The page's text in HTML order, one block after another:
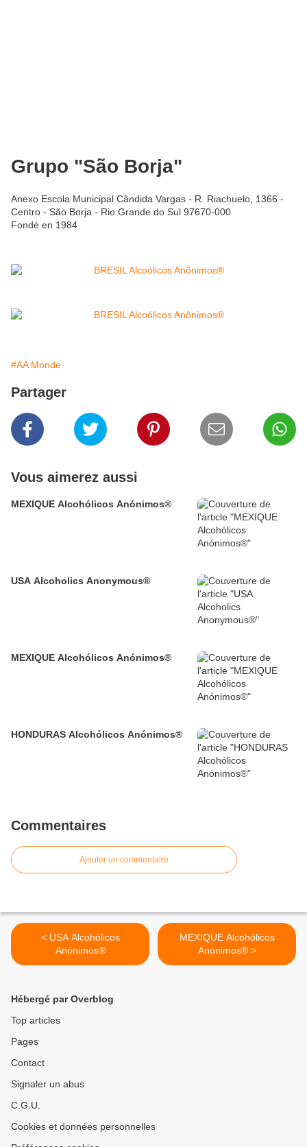
Grupo "São Borja"
Anexo Escola Municipal Cândida Vargas - R. Riachuelo, 1366 -
Centro - São Borja - Rio Grande do Sul 97670-000
Fondé en 1984
#AA Monde
Partager
Vous aimerez aussi
MEXIQUE Alcohólicos Anónimos®
USA Alcoholics Anonymous®
MEXIQUE Alcohólicos Anónimos®
HONDURAS Alcohólicos Anónimos®
Commentaires
Ajouter un commentaire
< USA Alcohólicos
Anónimos®
MEXIQUE Alcohólicos
Anónimos® >
Hébergé par Overblog
Top articles
Pages
Contact
Signaler un abus
C.G.U.
Cookies et données personnelles